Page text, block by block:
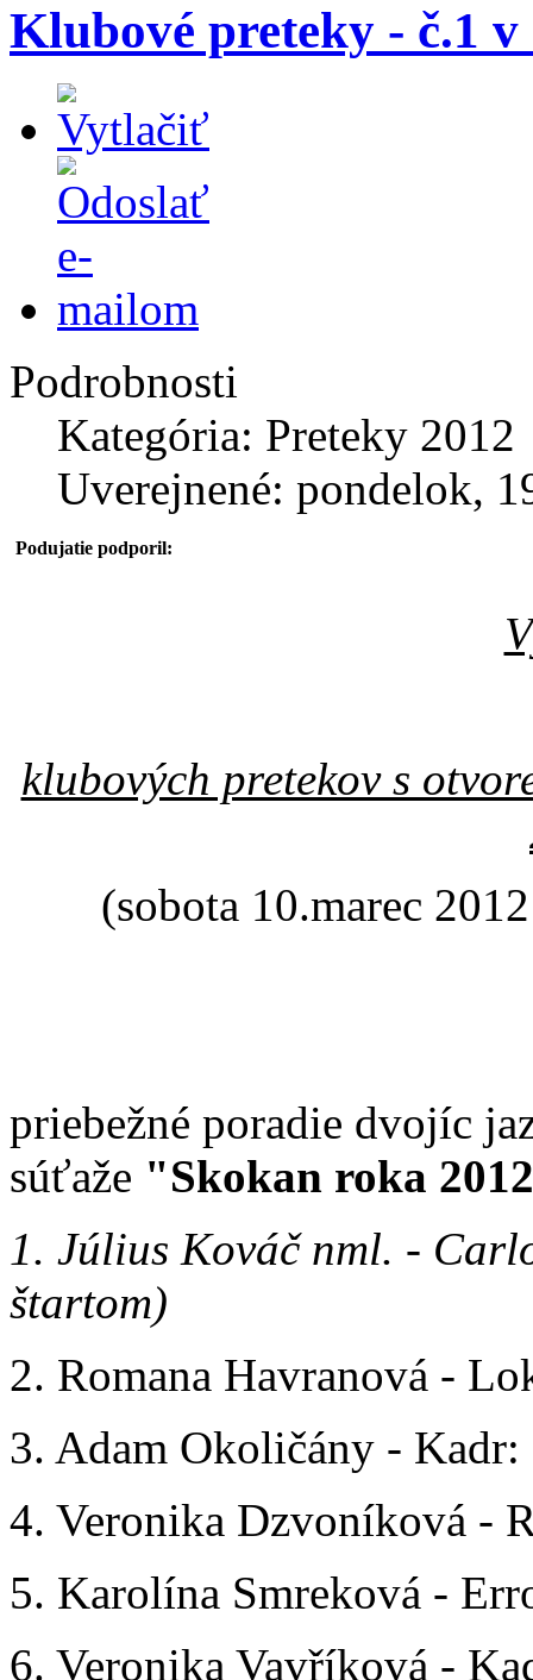
Klubové preteky - č.1
Podrobnosti
Kategória: Preteky 2012
Uverejnené: pondelok,
Podujatie podporil:
klubových pretekov s
(sobota 10.marec
priebežné poradie dvojíc
súťaže "Skokan roka
1. Július Kováč nml. -
štartom)
2. Romana Havranová -
3. Adam Okoličány - Kadr:
4. Veronika Dzvoníková -
5. Karolína Smreková -
6. Veronika Vavříková -